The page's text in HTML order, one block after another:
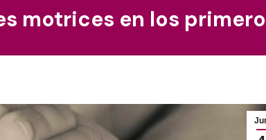
motrices en los